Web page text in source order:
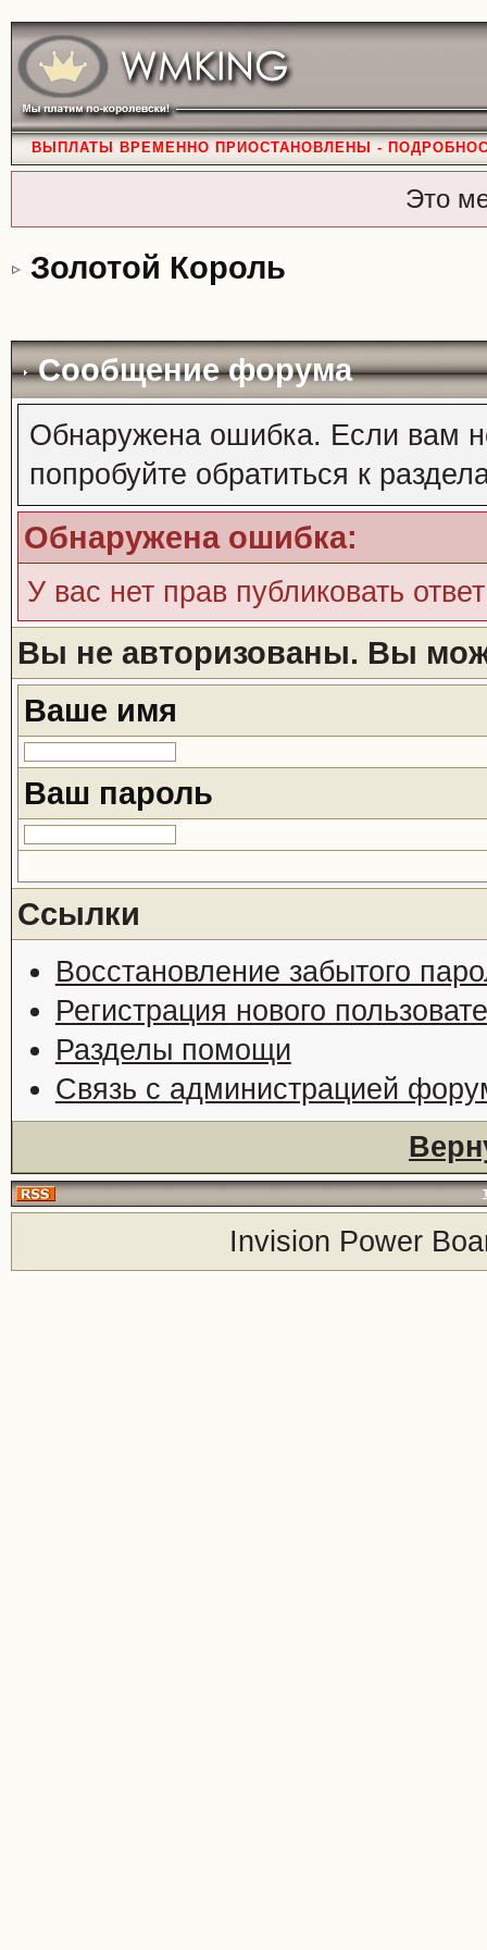
ВЫПЛАТЫ ВРЕМЕННО ПРИОСТАНОВЛЕНЫ -
Это
Золотой Король
Сообщение форума
Обнаружена ошибка. Если вам
попробуйте обратиться к
Обнаружена ошибка:
У вас нет прав публиковать
Вы не авторизованы. Вы
Ваше имя
Ваш пароль
Ссылки
Восстановление забытого
Регистрация нового
Разделы помощи
Связь с администрацией
Invision Power